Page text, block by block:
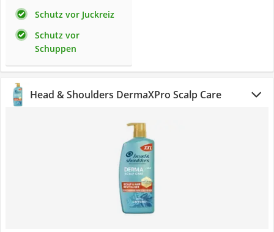
Schutz vor Juckreiz
Schutz vor
Schuppen
Head & Shoulders DermaXPro Scalp Care